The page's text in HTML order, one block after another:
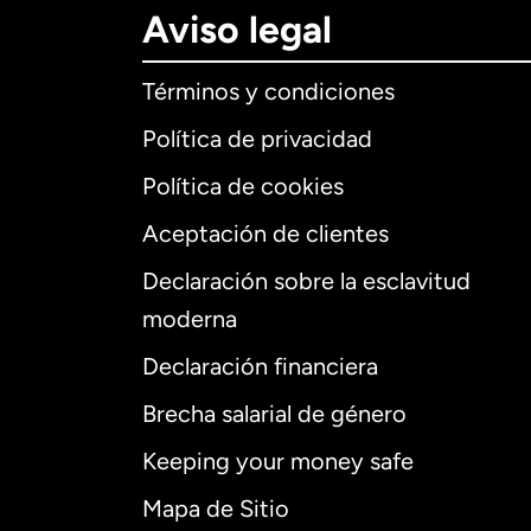
Aviso legal
Términos y condiciones
Política de privacidad
Política de cookies
Aceptación de clientes
Declaración sobre la esclavitud
moderna
Declaración financiera
Brecha salarial de género
Keeping your money safe
Mapa de Sitio
Internacional
Alemania